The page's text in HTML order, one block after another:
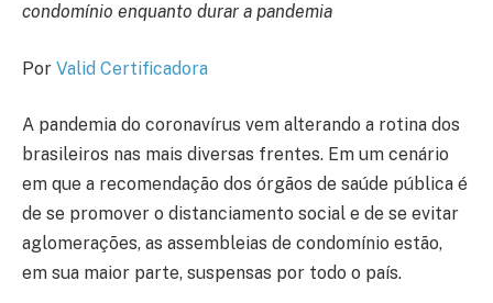
condomínio enquanto durar a pandemia
Por Valid Certificadora
A pandemia do coronavírus vem alterando a rotina dos
brasileiros nas mais diversas frentes. Em um cenário
em que a recomendação dos órgãos de saúde pública é
de se promover o distanciamento social e de se evitar
aglomerações, as assembleias de condomínio estão,
em sua maior parte, suspensas por todo o país.